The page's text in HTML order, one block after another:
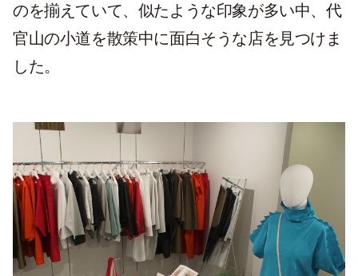
のを揃えていて、似たような印象が多い中、代
官山の小道を散策中に面白そうな店を見つけま
した。